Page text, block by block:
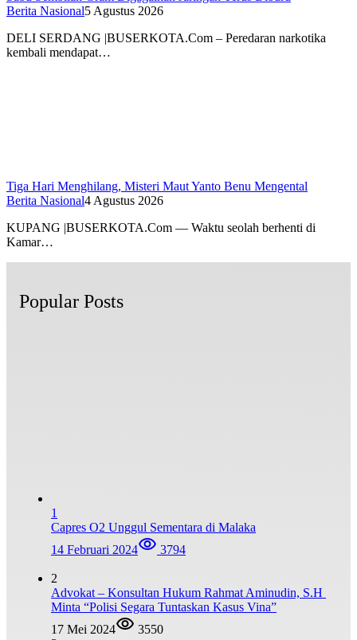
Berita Nasional5 Agustus 2026
DELI SERDANG |BUSERKOTA.Com – Peredaran narkotika
kembali mendapat…
Tiga Hari Menghilang, Misteri Maut Yanto Benu Mengental
Berita Nasional4 Agustus 2026
KUPANG |BUSERKOTA.Com — Waktu seolah berhenti di
Kamar…
Popular Posts
1
Capres O2 Unggul Sementara di Malaka
14 Februari 2024
3794
2
Advokat – Konsultan Hukum Rahmat Aminudin, S.H
Minta “Polisi Segara Tuntaskan Kasus Vina”
17 Mei 2024
3550